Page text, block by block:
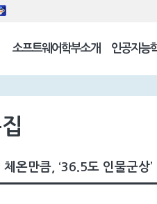
소프트웨어학부소개 인공지능
체온만큼, ‘36.5도 인물군상’